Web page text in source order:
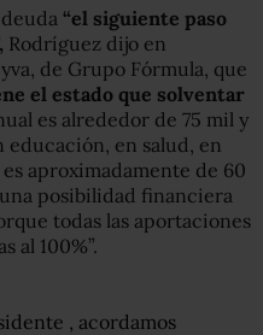
“el siguiente paso
Rodríguez dijo en
de Grupo Fórmula, que
el estado que solventar
es alrededor de 75 mil y
educación, en salud, en
aproximadamente de 60
posibilidad financiera
todas las aportaciones
al 100%”.
, acordamos